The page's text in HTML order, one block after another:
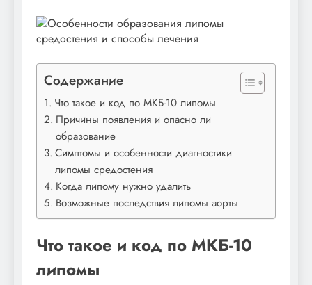
Содержание
Что такое и код по МКБ-10 липомы
Причины появления и опасно ли
образование
Симптомы и особенности диагностики
липомы средостения
Когда липому нужно удалить
Возможные последствия липомы аорты
Что такое и код по МКБ-10
липомы